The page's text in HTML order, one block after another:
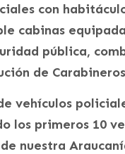
con
cabinas
pública,
de
vehículos
los primeros 10
nuestra